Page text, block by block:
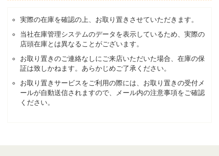
実際の在庫を確認の上、お取り置きさせていただきます。
当社在庫管理システムのデータを表示しているため、実際の
店頭在庫とは異なることがございます。
お取り置きのご連絡なしにご来店いただいた場合、在庫の保
証は致しかねます。あらかじめご了承ください。
お取り置きサービスをご利用の際には、お取り置きの受付メ
ールが自動送信されますので、メール内の注意事項をご確認
ください。